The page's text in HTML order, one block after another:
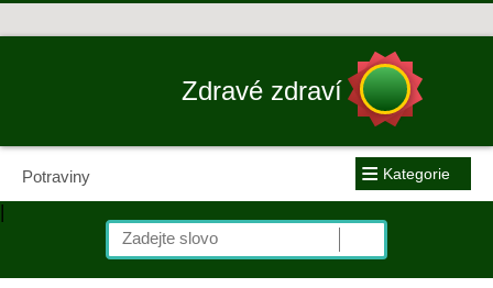
Zdravé zdraví
Potraviny ≡ Kategorie
|